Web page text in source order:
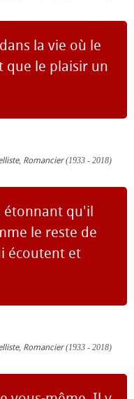
la vie où le
que le plaisir un
, Romancier(1933 - 2018)
étonnant qu'il
le reste de
écoutent et
, Romancier(1933 - 2018)